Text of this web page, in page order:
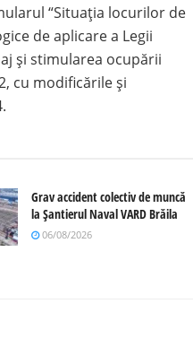
“Situaţia locurilor de
de aplicare a Legii
şi stimularea ocupării
cu modificările şi
Grav accident colectiv de muncă
la Șantierul Naval VARD Brăila
06/08/2026